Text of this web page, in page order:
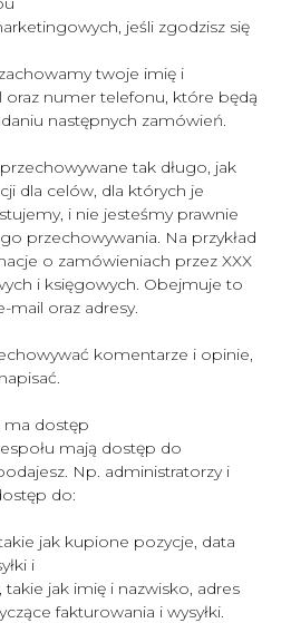
jeśli zgodzisz się
twoje imię i
oraz numer telefonu, które będą
następnych zamówień.
tak długo, jak
dla celów, dla których je
i nie jesteśmy prawnie
przechowywania. Na przykład
o zamówieniach przez XXX
i księgowych. Obejmuje to
mail oraz adresy.
komentarze i opinie,
ma dostęp
mają dostęp do
Np. administratorzy i
do:
jak kupione pozycje, data
i
jak imię i nazwisko, adres
fakturowania i wysyłki.